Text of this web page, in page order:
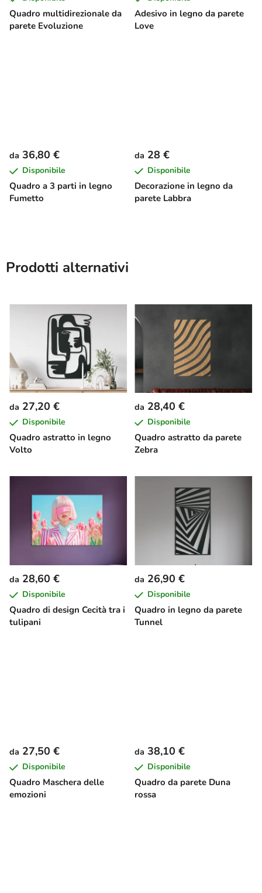
Quadro multidirezionale da
parete Evoluzione
Adesivo in legno da parete
Love
Quadro a 3 parti in legno
Fumetto
da 36,80 €
Disponibile
Decorazione in legno da
parete Labbra
da 28 €
Disponibile
Prodotti alternativi
Quadro astratto in legno
Volto
da 27,20 €
Disponibile
Quadro astratto da parete
Zebra
da 28,40 €
Disponibile
Quadro di design Cecità tra i
tulipani
da 28,60 €
Disponibile
Quadro in legno da parete
Tunnel
da 26,90 €
Disponibile
Quadro Maschera delle
emozioni
da 27,50 €
Disponibile
Quadro da parete Duna
rossa
da 38,10 €
Disponibile